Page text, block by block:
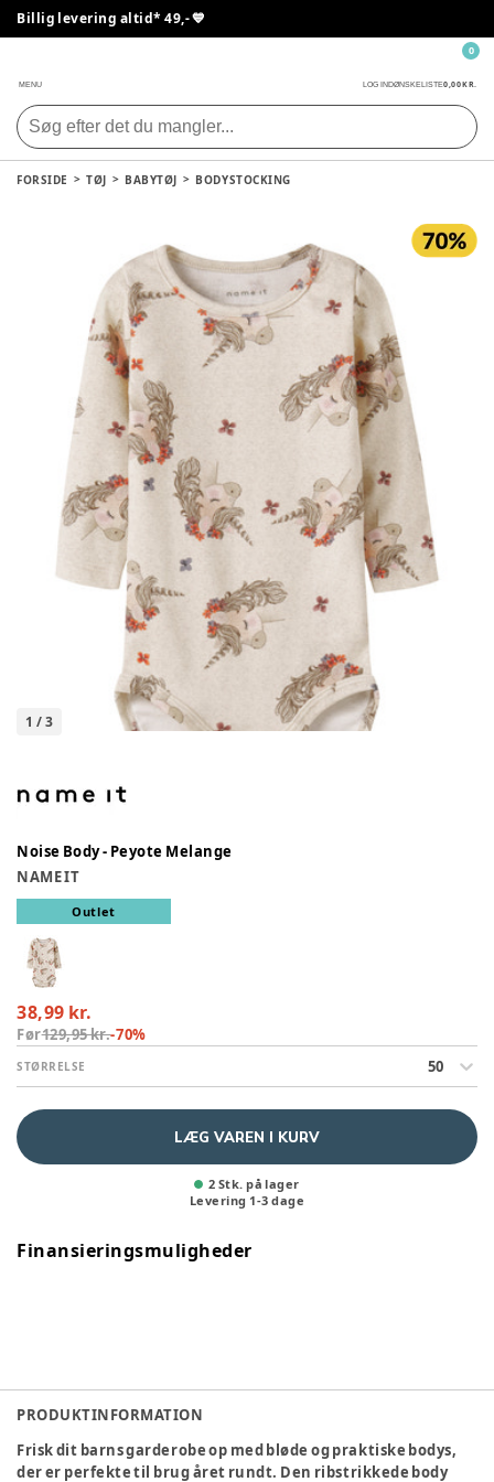
Billig levering altid* 49,- 💙
MENU LOG INDØNSKELISTE0,00 KR.
0
FORSIDE TØJ BABYTØJ BODYSTOCKING
1 /3
Noise Body - Peyote Melange
NAME IT
Outlet
38,99 kr.
Før129,95 kr.-70%
STØRRELSE 50
LÆG VAREN I KURV
2 Stk. på lager
Levering 1-3 dage
Finansieringsmuligheder
PRODUKTINFORMATION
Frisk dit barns garderobe op med bløde og praktiske bodys,
der er perfekte til brug året rundt. Den ribstrikkede body